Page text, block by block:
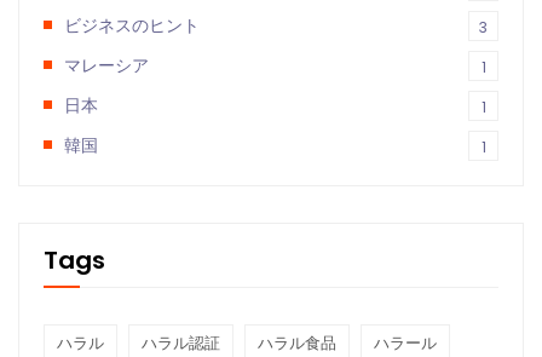
ビジネスのヒント 3
マレーシア 1
日本 1
韓国 1
Tags
ハラル ハラル認証 ハラル食品 ハラール